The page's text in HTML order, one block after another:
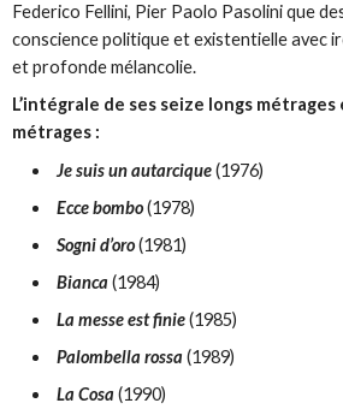
Federico Fellini, Pier Paolo Pasolini que
conscience politique et existentielle avec
et profonde mélancolie.
L’intégrale de ses seize longs
métrages :
Je suis un autarcique(1976)
Ecce bombo(1978)
Sogni d’oro(1981)
Bianca (1984)
La messe est finie(1985)
Palombella rossa (1989)
La Cosa (1990)